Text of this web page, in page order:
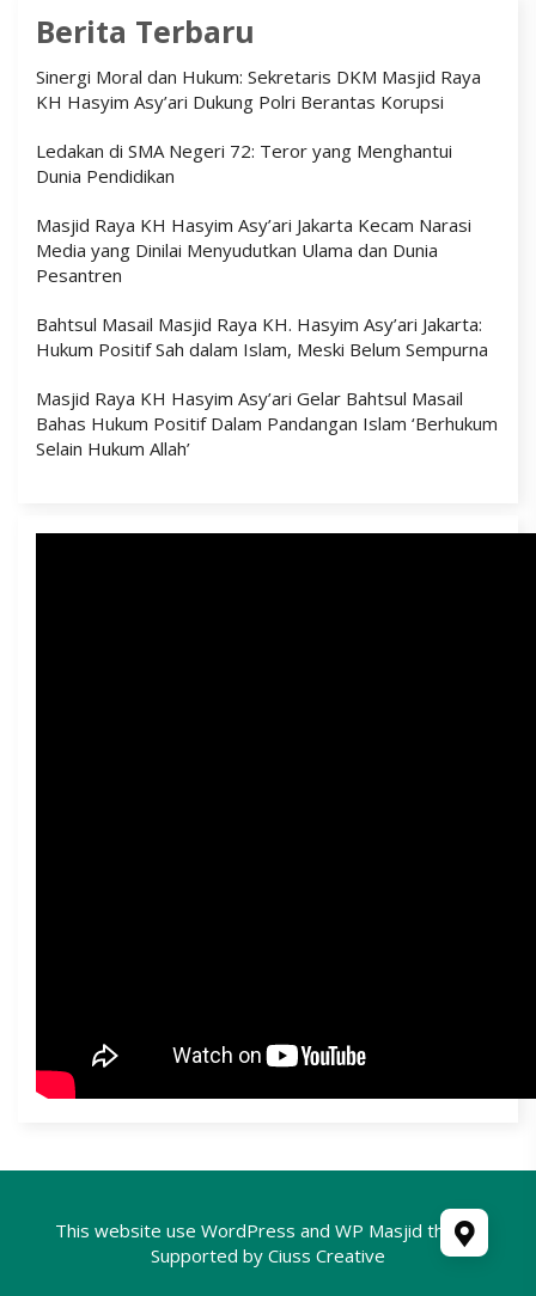
Berita Terbaru
Sinergi Moral dan Hukum: Sekretaris DKM Masjid Raya
KH Hasyim Asy’ari Dukung Polri Berantas Korupsi
Ledakan di SMA Negeri 72: Teror yang Menghantui
Dunia Pendidikan
Masjid Raya KH Hasyim Asy’ari Jakarta Kecam Narasi
Media yang Dinilai Menyudutkan Ulama dan Dunia
Pesantren
Bahtsul Masail Masjid Raya KH. Hasyim Asy’ari Jakarta:
Hukum Positif Sah dalam Islam, Meski Belum Sempurna
Masjid Raya KH Hasyim Asy’ari Gelar Bahtsul Masail
Bahas Hukum Positif Dalam Pandangan Islam ‘Berhukum
Selain Hukum Allah’
This website use WordPress and WP Masjid theme
Supported by Ciuss Creative